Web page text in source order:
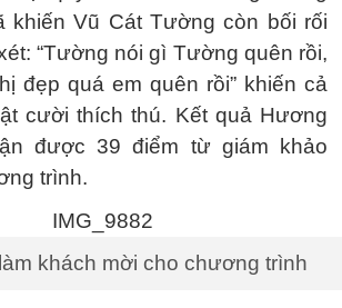
khiến Vũ Cát Tường còn bối rối
“Tường nói gì Tường quên rồi,
đẹp quá em quên rồi” khiến cả
cười thích thú. Kết quả Hương
được 39 điểm từ giám khảo
trình.
khách mời cho chương trình